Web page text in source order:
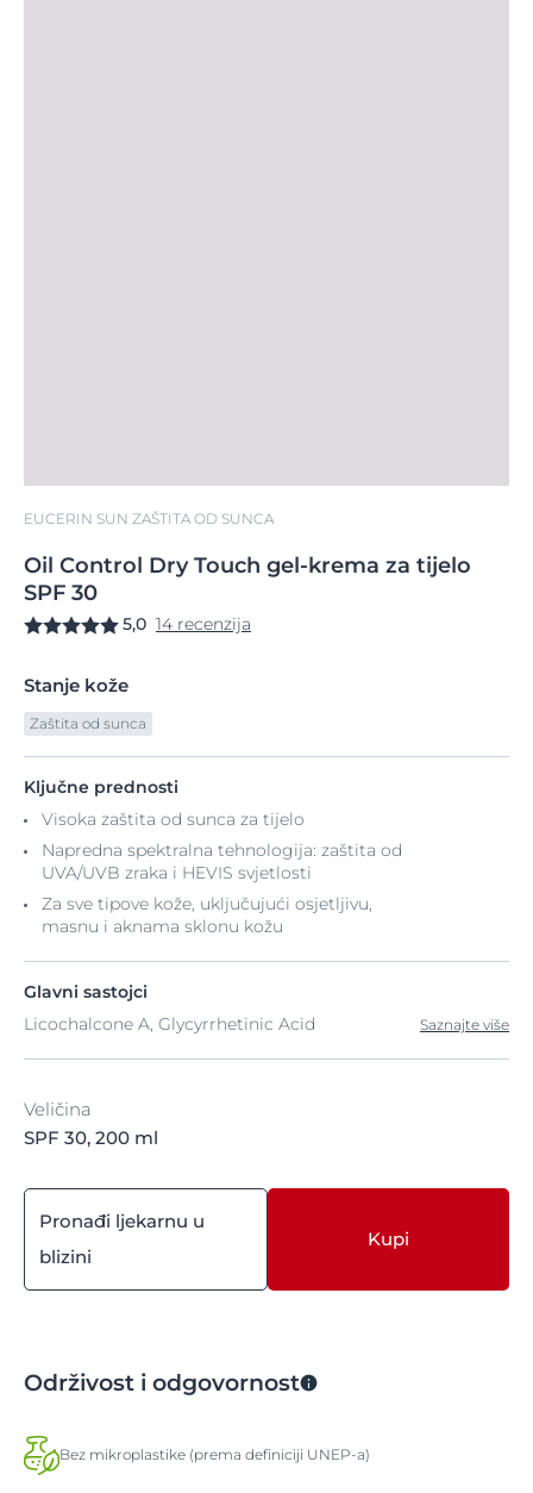
EUCERIN SUN ZAŠTITA OD SUNCA
Oil Control Dry Touch gel-krema za tijelo
SPF 30
5,0 14 recenzija
Stanje kože
Zaštita od sunca
Ključne prednosti
Visoka zaštita od sunca za tijelo
Napredna spektralna tehnologija: zaštita od
UVA/UVB zraka i HEVIS svjetlosti
Za sve tipove kože, uključujući osjetljivu,
masnu i aknama sklonu kožu
Glavni sastojci
Licochalcone A, Glycyrrhetinic Acid
Saznajte više
Veličina
SPF 30, 200 ml
Pronađi ljekarnu u
blizini
Kupi
Održivost i odgovornost
Bez mikroplastike (prema definiciji UNEP-a)